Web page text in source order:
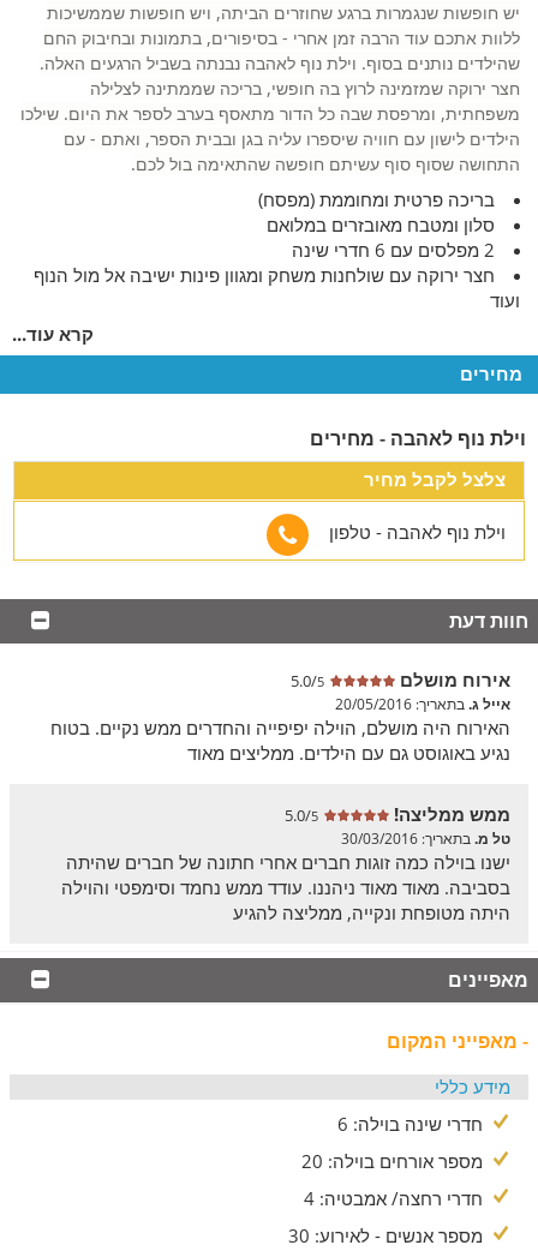
יש חופשות שנגמרות ברגע שחוזרים הביתה, ויש חופשות שממשיכות
ללוות אתכם עוד הרבה זמן אחרי - בסיפורים, בתמונות ובחיבוק החם
שהילדים נותנים בסוף. וילת נוף לאהבה נבנתה בשביל הרגעים האלה.
חצר ירוקה שמזמינה לרוץ בה חופשי, בריכה שממתינה לצלילה
משפחתית, ומרפסת שבה כל הדור מתאסף בערב לספר את היום. שילכו
הילדים לישון עם חוויה שיספרו עליה בגן ובבית הספר, ואתם - עם
התחושה שסוף סוף עשיתם חופשה שהתאימה בול לכם.
בריכה פרטית ומחוממת (מפסח)
סלון ומטבח מאובזרים במלואם
2 מפלסים עם 6 חדרי שינה
חצר ירוקה עם שולחנות משחק ומגוון פינות ישיבה אל מול הנוף
ועוד
ועוד!
תכולת הוילה
מטבח מאובזר, סלון מרווח ו-6 חדרי שינה נעימים
במתחם הוילה 2 מפלסים גדולים ומעוצבים:
סוויטה הבנויה מחלל אחד וכוללת: מטבחון, מיטה זוגית, חדר
רחצה, ג'קוזי ויציאה למרפסת.
סוויטה בה 2 חדרי שינה, מטבחון, חדר רחצה, ג'קוזי ויציאה
למרפסת.
במפלס העליון -
3 חדרי שינה.
בחיבור לכבלים ומערכת קולנוע ביתית.
במטבח אבזור של מקרר, תנור, מיקורגל, מיקסר, כיריים, עמדת
קפה ותה, מדיח, כלי אוכל ומים מינרליים.
המתחם החיצוני
חצר ירוקה עם בריכה פרטית
יש קסם בילדים שרצים חופשי בחצר, בהורים שמתמתחים על ערסל עם
האוויר. חצר ענקית ומטופחת מקיפה את הוילה, מלאה בפרטיות ובשפע
מתקני נופש מהנים: שולחן פינג פונג למשחקי משפחה, בריכה פרטית
לצינון קיצי, עמדת ברביקיו לערבים ארוכים, סאונה יבשה להתפנקות,
ערסלים ונדנדות לרגעים של שלווה - הכול על רקע הנופים הירוקים
והשלווים של הגליל המערבי.
כיף ועוד
במיוחד לעונת הסתיו!
קרא עוד...
מחירים
וילת נוף לאהבה - מחירים
צלצל לקבל מחיר
וילת נוף לאהבה - טלפון
חוות דעת
אירוח מושלם 5.0/5
אייל ג.בתאריך: 20/05/2016
האירוח היה מושלם, הוילה יפיפייה והחדרים ממש נקיים. בטוח
נגיע באוגוסט גם עם הילדים. ממליצים מאוד
ממש ממליצה! 5.0/5
טל מ.בתאריך: 30/03/2016
ישנו בוילה כמה זוגות חברים אחרי חתונה של חברים שהיתה
בסביבה. מאוד מאוד ניהננו. עודד ממש נחמד וסימפטי והוילה
היתה מטופחת ונקייה, ממליצה להגיע
מאפיינים
- מאפייני המקום
מידע כללי
חדרי שינה בוילה: 6
מספר אורחים בוילה: 20
חדרי רחצה/ אמבטיה: 4
מספר אנשים - לאירוע: 30